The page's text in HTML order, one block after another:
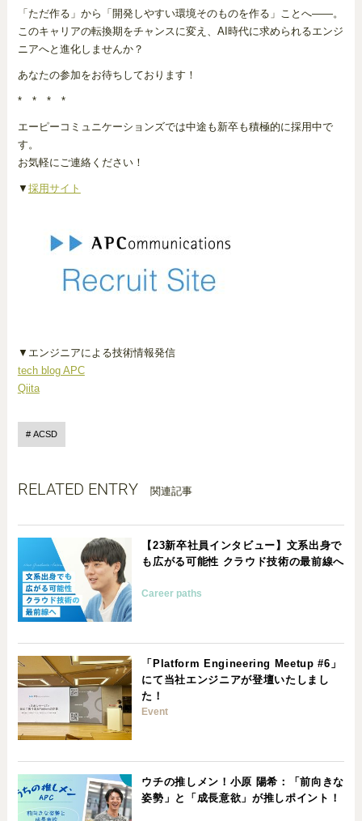
「ただ作る」から「開発しやすい環境そのものを作る」ことへ――。
このキャリアの転換期をチャンスに変え、AI時代に求められるエンジ
ニアへと進化しませんか？
あなたの参加をお待ちしております！
* * * *
エーピーコミュニケーションズでは中途も新卒も積極的に採用中で
す。
お気軽にご連絡ください！
▼ 採用サイト
▼エンジニアによる技術情報発信
tech blog APC
Qiita
ACSD
RELATED ENTRY 関連記事
【23新卒社員インタビュー】文系出身で
も広がる可能性 クラウド技術の最前線へ
Career paths
「Platform Engineering Meetup #6」
にて当社エンジニアが登壇いたしまし
た！
Event
ウチの推しメン！小原 陽希：「前向きな
姿勢」と「成長意欲」が推しポイント！